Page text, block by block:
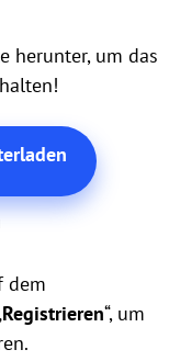
herunter, um das
dem
Registrieren“, um